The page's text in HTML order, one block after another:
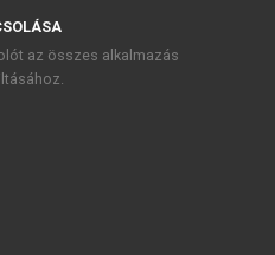
az összes alkalmazás